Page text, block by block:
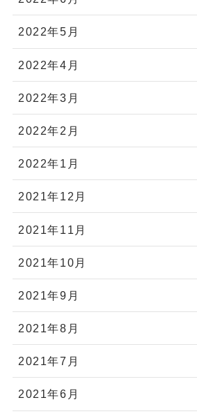
2022年5月
2022年4月
2022年3月
2022年2月
2022年1月
2021年12月
2021年11月
2021年10月
2021年9月
2021年8月
2021年7月
2021年6月